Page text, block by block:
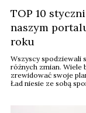
TOP 10
naszym
roku
Wszyscy spodziewali
różnych zmian. Wiele
zrewidować swoje
Ład niesie ze sobą